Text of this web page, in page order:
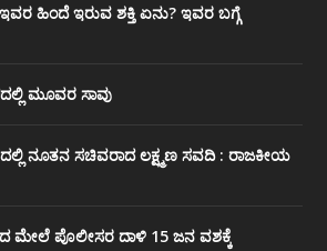
ಹಿಂದೆ ಇರುವ ಶಕ್ತಿ ಏನು? ಇವರ ಬಗ್ಗೆ
ಮೂವರ ಸಾವು
ನೂತನ ಸಚಿವರಾದ ಲಕ್ಷ್ಮಣ ಸವದಿ : ರಾಜಕೀಯ
ಪೊಲೀಸರ ದಾಳಿ 15 ಜನ ವಶಕ್ಕೆ